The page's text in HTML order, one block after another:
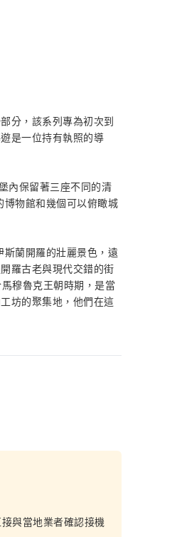
分，該系列專為初次到
是一位持有執照的導
內保留著三座不同的清
博物館和幾個可以俯瞰城
斯蘭開羅的壯麗景色，遠
羅古老與現代交錯的街
穆魯克王朝時期，是當
坊的聚集地，他們在這
與當地業者確認接機